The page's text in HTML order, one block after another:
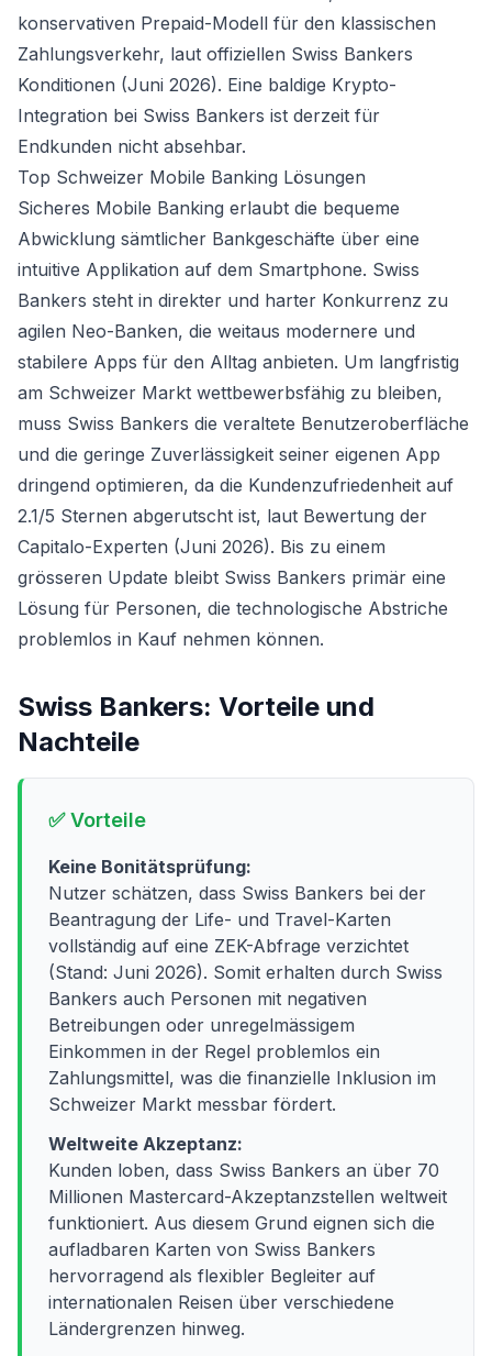
konservativen Prepaid-Modell für den klassischen
Zahlungsverkehr, laut offiziellen Swiss Bankers
Konditionen (Juni 2026). Eine baldige Krypto-
Integration bei Swiss Bankers ist derzeit für
Endkunden nicht absehbar.
Top Schweizer Mobile Banking Lösungen
Sicheres Mobile Banking erlaubt die bequeme
Abwicklung sämtlicher Bankgeschäfte über eine
intuitive Applikation auf dem Smartphone. Swiss
Bankers steht in direkter und harter Konkurrenz zu
agilen Neo-Banken, die weitaus modernere und
stabilere Apps für den Alltag anbieten. Um langfristig
am Schweizer Markt wettbewerbsfähig zu bleiben,
muss Swiss Bankers die veraltete Benutzeroberfläche
und die geringe Zuverlässigkeit seiner eigenen App
dringend optimieren, da die Kundenzufriedenheit auf
2.1/5 Sternen abgerutscht ist, laut Bewertung der
Capitalo-Experten (Juni 2026). Bis zu einem
grösseren Update bleibt Swiss Bankers primär eine
Lösung für Personen, die technologische Abstriche
problemlos in Kauf nehmen können.
Swiss Bankers: Vorteile und
Nachteile
✅ Vorteile
Keine Bonitätsprüfung:
Nutzer schätzen, dass Swiss Bankers bei der
Beantragung der Life- und Travel-Karten
vollständig auf eine ZEK-Abfrage verzichtet
(Stand: Juni 2026). Somit erhalten durch Swiss
Bankers auch Personen mit negativen
Betreibungen oder unregelmässigem
Einkommen in der Regel problemlos ein
Zahlungsmittel, was die finanzielle Inklusion im
Schweizer Markt messbar fördert.
Weltweite Akzeptanz:
Kunden loben, dass Swiss Bankers an über 70
Millionen Mastercard-Akzeptanzstellen weltweit
funktioniert. Aus diesem Grund eignen sich die
aufladbaren Karten von Swiss Bankers
hervorragend als flexibler Begleiter auf
internationalen Reisen über verschiedene
Ländergrenzen hinweg.